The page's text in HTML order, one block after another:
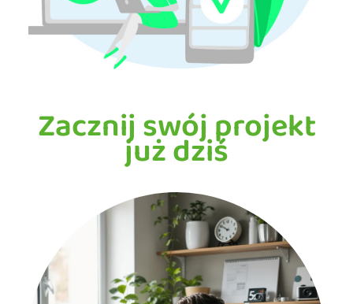
Zacznij swój projekt
już dziś